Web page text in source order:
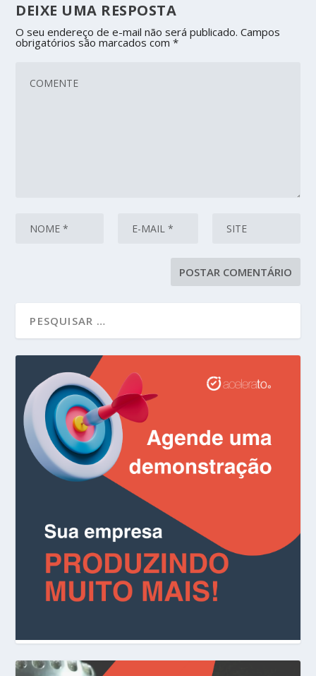
DEIXE UMA RESPOSTA
O seu endereço de e-mail não será publicado. Campos
obrigatórios são marcados com*